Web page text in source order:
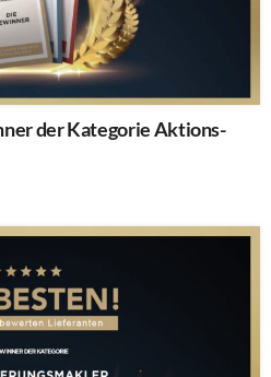
der Kategorie Aktions-